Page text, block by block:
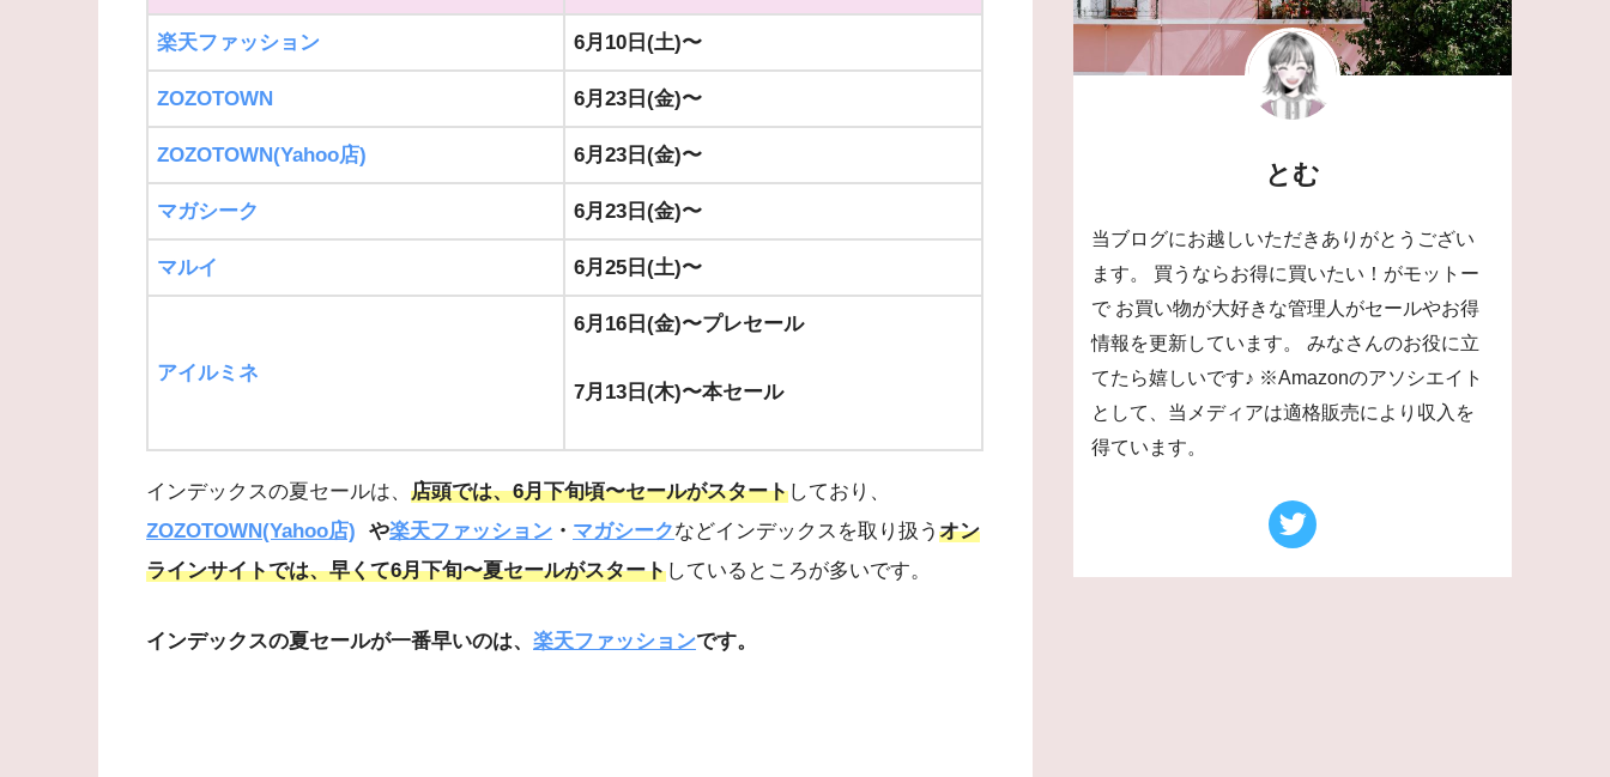
楽天ファッション 6月10日(土)〜
ZOZOTOWN 6月23日(金)〜
ZOZOTOWN(Yahoo店) 6月23日(金)〜
マガシーク 6月23日(金)〜
マルイ 6月25日(土)〜
アイルミネ
6月16日(金)〜プレセール
7月13日(木)〜本セール
インデックスの夏セールは、 店頭では、6月下旬頃〜セールがスタートしており、
ZOZOTOWN(Yahoo店)
や楽天ファッション ・ マガシークなどインデックスを取り扱う オン
ラインサイトでは、早くて6月下旬〜夏セールがスタートしているところが多いです。
インデックスの夏セールが一番早いのは、 楽天ファッションです。
とむ
当ブログにお越しいただきありがとうござい
ます。 買うならお得に買いたい！がモットー
で お買い物が大好きな管理人がセールやお得
情報を更新しています。 みなさんのお役に立
てたら嬉しいです♪ ※Amazonのアソシエイト
として、当メディアは適格販売により収入を
得ています。